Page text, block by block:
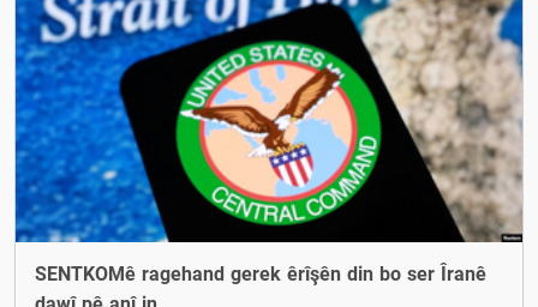
SENTKOMê ragehand gerek êrîşên din bo ser Îranê